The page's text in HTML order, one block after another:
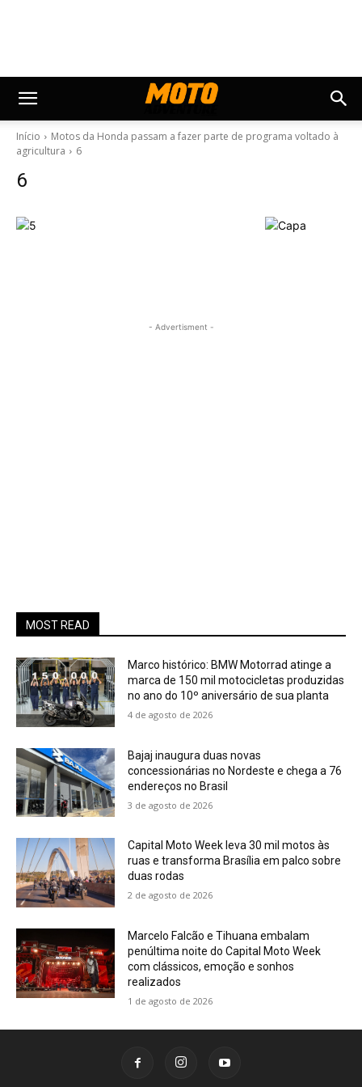
Início
Motos da Honda passam a fazer parte de programa voltado à
agricultura
6
6
- Advertisment -
MOST READ
Marco histórico: BMW Motorrad atinge a
marca de 150 mil motocicletas produzidas
no ano do 10º aniversário de sua planta
4 de agosto de 2026
Bajaj inaugura duas novas
concessionárias no Nordeste e chega a 76
endereços no Brasil
3 de agosto de 2026
Capital Moto Week leva 30 mil motos às
ruas e transforma Brasília em palco sobre
duas rodas
2 de agosto de 2026
Marcelo Falcão e Tihuana embalam
penúltima noite do Capital Moto Week
com clássicos, emoção e sonhos
realizados
1 de agosto de 2026